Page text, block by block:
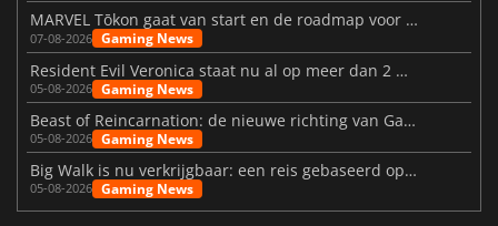
MARVEL Tōkon gaat van start en de roadmap voor jaar 1 is bekendgemaakt
07-08-2026 Gaming News
Resident Evil Veronica staat nu al op meer dan 2 miljoen verlanglijstjes
05-08-2026 Gaming News
Beast of Reincarnation: de nieuwe richting van Game Freak
05-08-2026 Gaming News
Big Walk is nu verkrijgbaar: een reis gebaseerd op vriendschap
05-08-2026 Gaming News